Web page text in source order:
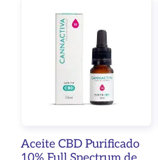
Aceite CBD Purificado